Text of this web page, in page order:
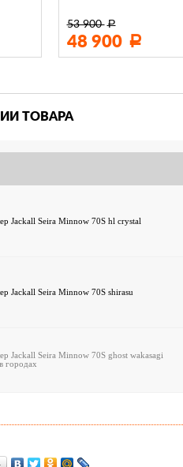
53 900 Р
48 900 Р
ТОВАРА
Jackall Seira Minnow 70S hl crystal
Jackall Seira Minnow 70S shirasu
Jackall Seira Minnow 70S ghost wakasagi
городах